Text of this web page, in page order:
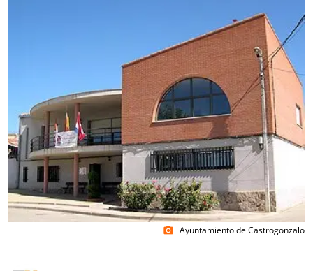
photo_camera Ayuntamiento de Castrogonzalo